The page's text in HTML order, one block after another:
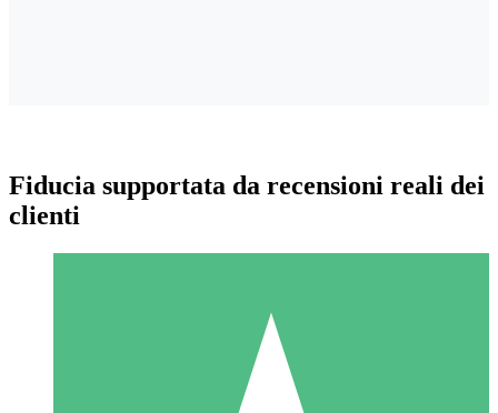
Pacchetti di Crediti Individuali
Fiducia supportata da recensioni reali dei
clienti